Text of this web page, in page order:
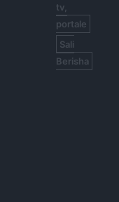
tv,
portale
Sali
Berisha